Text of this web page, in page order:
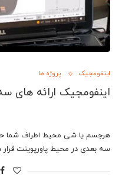
اینفومجیک پروژه ها
اینفومجیک ارائه های
هرجسم یا شی محیط اطراف شما
سه بعدی در محیط پاورپوینت